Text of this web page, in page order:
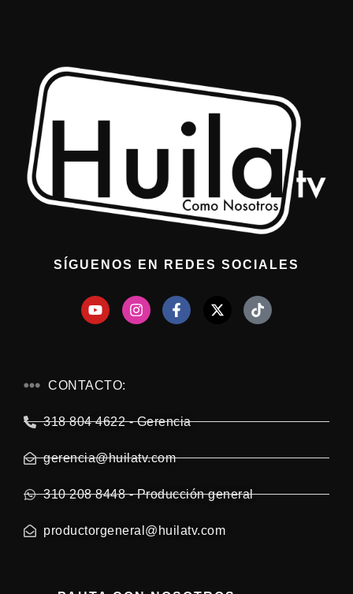
SÍGUENOS EN REDES SOCIALES
CONTACTO:
318 804 4622 - Gerencia
gerencia@huilatv.com
310 208 8448 - Producción general
productorgeneral@huilatv.com